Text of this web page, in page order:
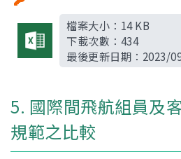
檔案大小： 14 KB
下載次數： 434
最後更新日期： 2023/
5. 國際間飛航組員及
規範之比較